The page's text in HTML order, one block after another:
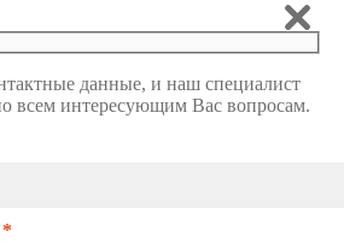
данные, и наш специалист
всем интересующим Вас вопросам.
*